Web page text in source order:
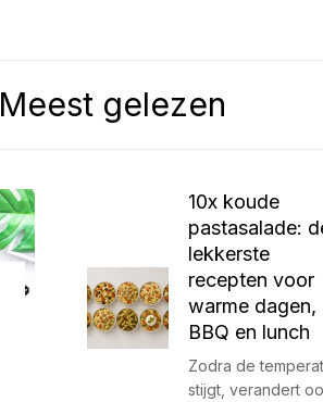
Meest gelezen
10x koude
pastasalade:
lekkerste
recepten voor
warme dagen,
BBQ en lunch
Zodra de
stijgt, verandert